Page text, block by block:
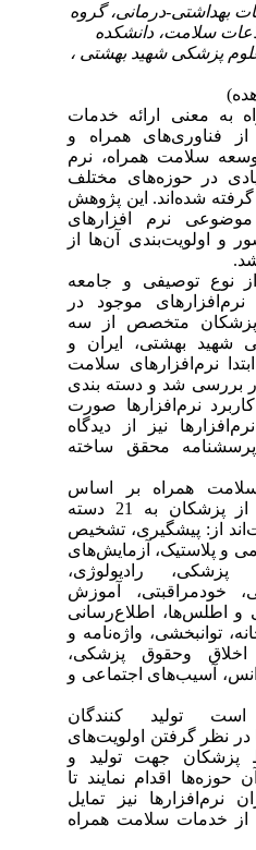
بهداشتی-درمانی، گروه
سلامت، دانشکده
پزشکی شهید بهشتی ،
به معنی ارائه خدمات
فناوری‌های همراه و
سلامت همراه، نرم
در حوزه‌های مختلف
شده‌اند. این پژوهش
نرم افزارهای
اولویت‌بندی آن‌ها از
توصیفی و جامعه
موجود در
متخصص از سه
بهشتی‌، ایران و
نرم‌افزارهای سلامت
بررسی شد و دسته بندی
نرم‌افزارها صورت
نیز از دیدگاه
محقق ساخته
همراه بر اساس
کاربرد و نظر‌خواهی از پزشکان به 21 دسته
از: پیشگیری، تشخیص
و پلاستیک، آزمایش‌های
رادیولوژی،
خودمراقبتی، آموزش
و اطلس‌ها، اطلاع‌رسانی
توانبخشی، واژه‌نامه و
وحقوق پزشکی،
آسیب‌های اجتماعی و
تولید کنندگان
در نظر گرفتن اولویت‌های
جهت تولید و
اقدام نمایند تا
نرم‌افزارها نیز تمایل
خدمات سلامت همراه